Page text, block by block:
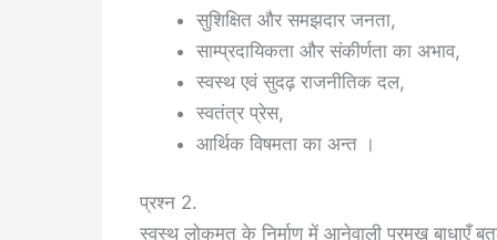
सुशिक्षित और समझदार जनता,
साम्प्रदायिकता और संकीर्णता का अभाव,
स्वस्थ एवं सुदढ़ राजनीतिक दल,
स्वतंत्र प्रेस,
आर्थिक विषमता का अन्त ।
प्रश्न 2.
स्वस्थ लोकमत के निर्माण में आनेवाली प्रमुख बाधाएँ